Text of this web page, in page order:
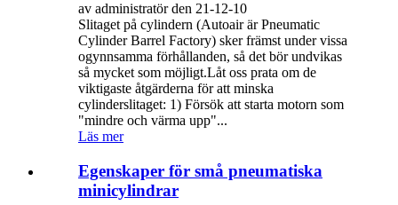
av administratör den 21-12-10
Slitaget på cylindern (Autoair är Pneumatic
Cylinder Barrel Factory) sker främst under vissa
ogynnsamma förhållanden, så det bör undvikas
så mycket som möjligt.Låt oss prata om de
viktigaste åtgärderna för att minska
cylinderslitaget: 1) Försök att starta motorn som
"mindre och värma upp"...
Läs mer
Egenskaper för små pneumatiska
minicylindrar